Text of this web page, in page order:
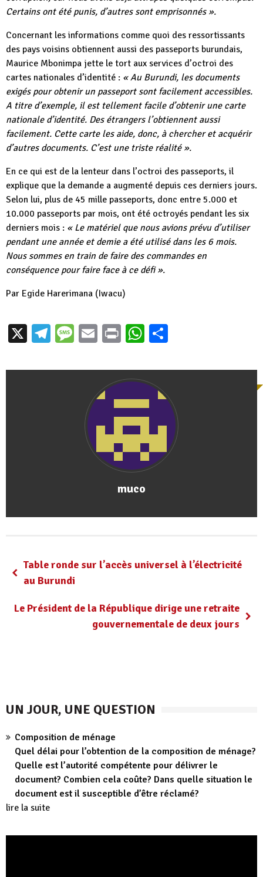
Certains ont été punis, d’autres sont emprisonnés ».
Concernant les informations comme quoi des ressortissants
des pays voisins obtiennent aussi des passeports burundais,
Maurice Mbonimpa jette le tort aux services d’octroi des
cartes nationales d’identité : « Au Burundi, les documents
exigés pour obtenir un passeport sont facilement accessibles.
A titre d’exemple, il est tellement facile d’obtenir une carte
nationale d’identité. Des étrangers l’obtiennent aussi
facilement. Cette carte les aide, donc, à chercher et acquérir
d’autres documents. C’est une triste réalité ».
En ce qui est de la lenteur dans l’octroi des passeports, il
explique que la demande a augmenté depuis ces derniers jours.
Selon lui, plus de 45 mille passeports, donc entre 5.000 et
10.000 passeports par mois, ont été octroyés pendant les six
derniers mois : « Le matériel que nous avions prévu d’utiliser
pendant une année et demie a été utilisé dans les 6 mois.
Nous sommes en train de faire des commandes en
conséquence pour faire face à ce défi ».
Par Egide Harerimana (Iwacu)
X Telegram
Message
EmailPrintWhatsApp
muco
Table ronde sur l’accès universel à l’électricité
au Burundi
Le Président de la République dirige une retraite
gouvernementale de deux jours
UN JOUR, UNE QUESTION
Composition de ménage
Quel délai pour l’obtention de la composition de ménage?
Quelle est l’autorité compétente pour délivrer le
document? Combien cela coûte? Dans quelle situation le
document est il susceptible d’être réclamé?
lire la suite